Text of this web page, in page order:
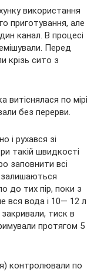
використання
приготування, але
канал. В процесі
Перед
крізь сито з
витіснялася по мірі
без перерви.
і рухався зі
такій швидкості
заповнити всі
залишаються
до тих пір, поки з
вся вода і 10— 12 л
тиск в
протягом 5
контролювали по